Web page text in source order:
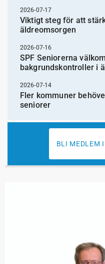
2026-07-17
Viktigt steg för att
äldreomsorgen
2026-07-16
SPF Seniorerna
bakgrundskontroller i
2026-07-14
Fler kommuner
seniorer
BLI MEDLEM